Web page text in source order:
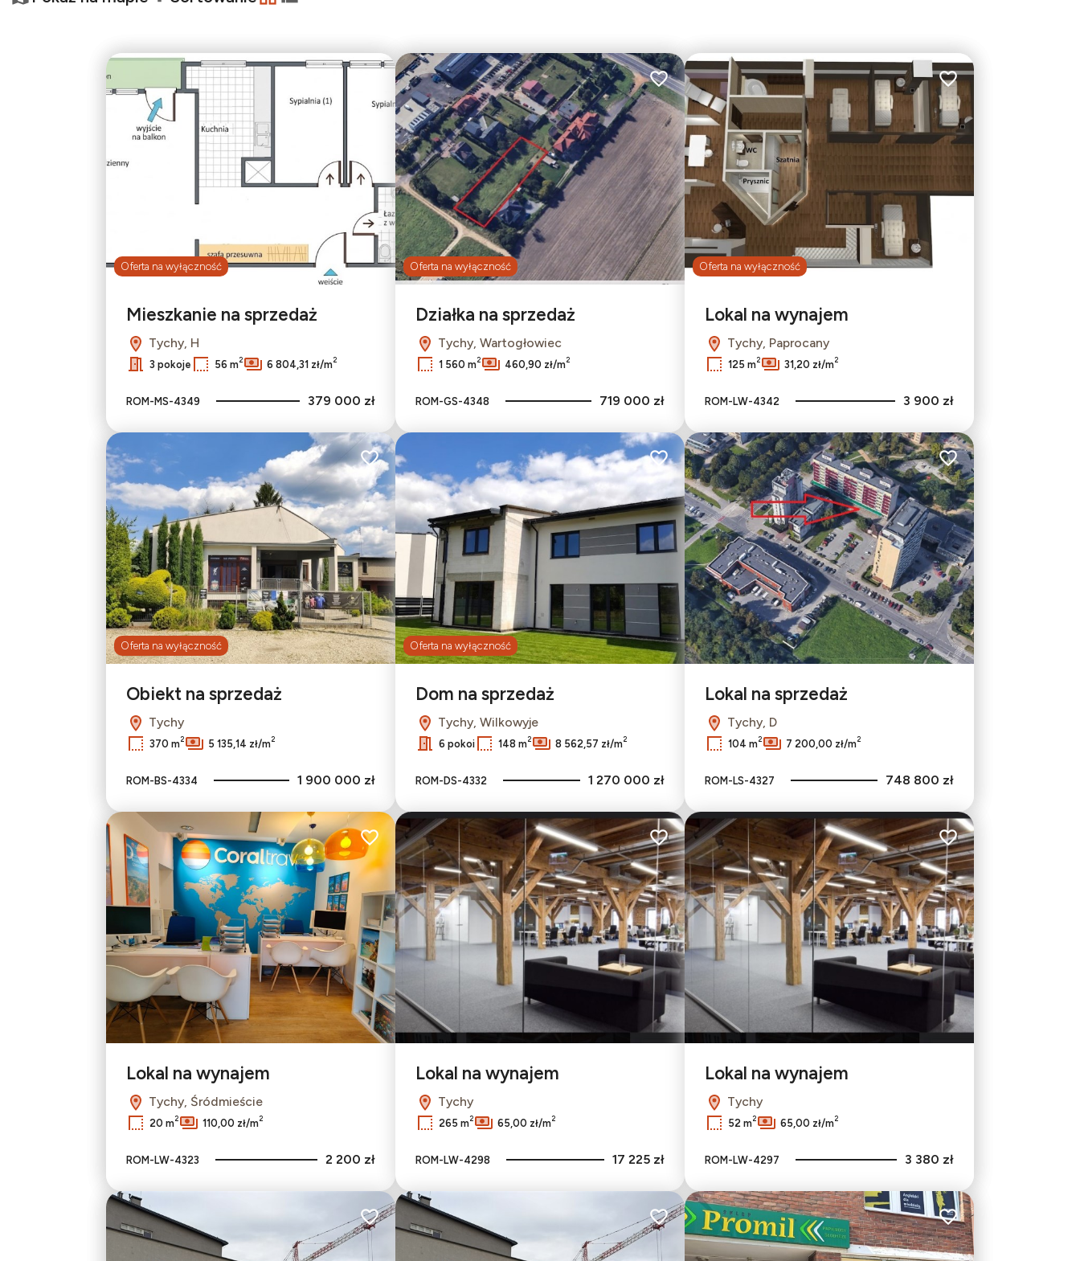
4
2
tabela
lista
Oferta na wyłączność
Dodaj do ulubionych
Mieszkanie na sprzedaż
Tychy, H
3 pokoje 56 m2 6 804,31 zł/m2
ROM-MS-4349 379 000 zł
Oferta na wyłączność
Dodaj do ulubionych
Działka na sprzedaż
Tychy, Wartogłowiec
1 560 m2 460,90 zł/m2
ROM-GS-4348 719 000 zł
Oferta na wyłączność
Dodaj do ulubionych
Lokal na wynajem
Tychy, Paprocany
125 m2 31,20 zł/m2
ROM-LW-4342 3 900 zł
Oferta na wyłączność
Dodaj do ulubionych
Obiekt na sprzedaż
Tychy
370 m2 5 135,14 zł/m2
ROM-BS-4334 1 900 000 zł
Oferta na wyłączność
Dodaj do ulubionych
Dom na sprzedaż
Tychy, Wilkowyje
6 pokoi 148 m2 8 562,57 zł/m2
ROM-DS-4332 1 270 000 zł
Dodaj do ulubionych
Lokal na sprzedaż
Tychy, D
104 m2 7 200,00 zł/m2
ROM-LS-4327 748 800 zł
Dodaj do ulubionych
Lokal na wynajem
Tychy, Śródmieście
20 m2 110,00 zł/m2
ROM-LW-4323 2 200 zł
Dodaj do ulubionych
Lokal na wynajem
Tychy
265 m2 65,00 zł/m2
ROM-LW-4298 17 225 zł
Dodaj do ulubionych
Lokal na wynajem
Tychy
52 m2 65,00 zł/m2
ROM-LW-4297 3 380 zł
Dodaj do ulubionych Dodaj do ulubionych Dodaj do ulubionych